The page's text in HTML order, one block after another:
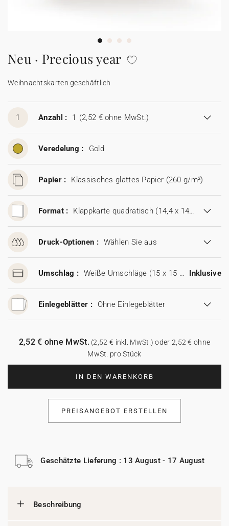
Aufkleber
Neu · Precious year
Weihnachtskarten geschäftlich
1 Anzahl : 1 (2,52 € ohne MwSt.)
Veredelung : Gold
Papier : Klassisches glattes Papier (260 g/m²)
Format : Klappkarte quadratisch (14,4 x 14,4 cm)
Druck-Optionen : Wählen Sie aus
Umschlag : Weiße Umschläge (15 x 15 cm) Inklusive
Einlegeblätter : Ohne Einlegeblätter
IN DEN WARENKORB
2,52 € ohne MwSt.(2,52 € inkl. MwSt.) oder 2,52 € ohne
MwSt. pro Stück
PREISANGEBOT ERSTELLEN
Geschätzte Lieferung : 13 August - 17 August
Beschreibung